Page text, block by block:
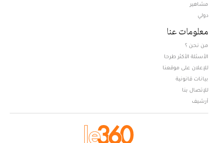
مشاهير
دولي
معلومات عنا
من نحن ؟
الأسئلة الأكثر طرحا
للإعلان على موقعنا
بيانات قانونية
للإتصال بنا
أرشيف